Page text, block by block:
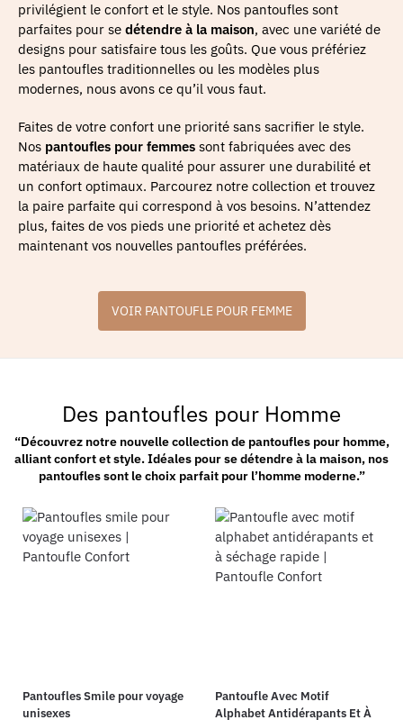
privilégient le confort et le style. Nos pantoufles sont
parfaites pour se détendre à la maison, avec une variété de
designs pour satisfaire tous les goûts. Que vous préfériez
les pantoufles traditionnelles ou les modèles plus
modernes, nous avons ce qu’il vous faut.
Faites de votre confort une priorité sans sacrifier le style.
Nos pantoufles pour femmes sont fabriquées avec des
matériaux de haute qualité pour assurer une durabilité et
un confort optimaux. Parcourez notre collection et trouvez
la paire parfaite qui correspond à vos besoins. N’attendez
plus, faites de vos pieds une priorité et achetez dès
maintenant vos nouvelles pantoufles préférées.
VOIR PANTOUFLE POUR FEMME
Des pantoufles pour Homme
“Découvrez notre nouvelle collection de pantoufles pour homme,
alliant confort et style. Idéales pour se détendre à la maison, nos
pantoufles sont le choix parfait pour l’homme moderne.”
Pantoufles Smile pour voyage
unisexes
Pantoufle Avec Motif
Alphabet Antidérapants Et À